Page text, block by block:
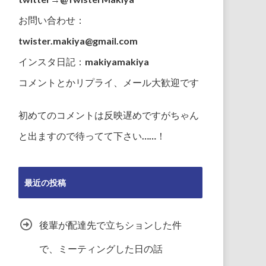
お問い合わせ：
twister.makiya@gmail.com
インスタ日記：makiyamakiya
コメントとかリプライ、メール大歓迎です
初めてのコメントは反映遅めですがちゃん
と出ますので待ってて下さい……！
最近の投稿
後輩が配達先で立ちションした件
で、ミーティングした日の話